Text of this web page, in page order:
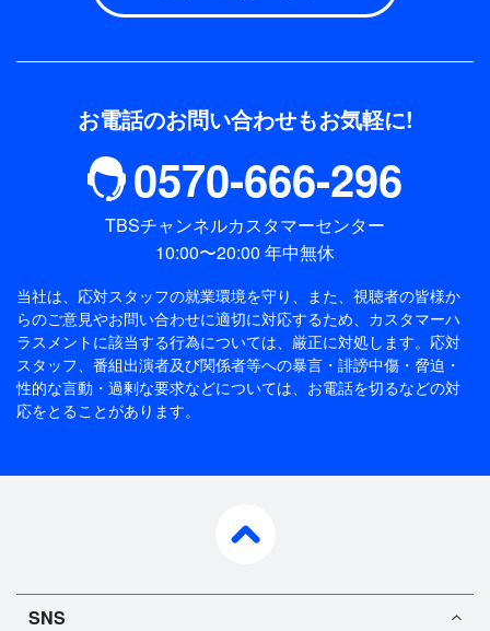
お電話のお問い合わせもお気軽に!
0570-666-296
TBSチャンネルカスタマーセンター
10:00〜20:00 年中無休
当社は、応対スタッフの就業環境を守り、また、視聴者の皆様か
らのご意見やお問い合わせに適切に対応するため、 カスタマーハ
ラスメントに該当する行為については、厳正に対処します。応対
スタッフ、番組出演者及び関係者等への暴言・誹謗中傷・脅迫・
性的な言動・過剰な要求などについては、お電話を切るなどの対
応をとることがあります。
SNS